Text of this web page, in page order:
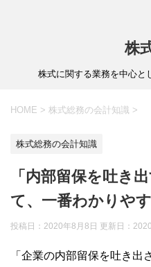
株
株式に関する業務を中心と
HOME > 株式総務の会計知識 >
株式総務の会計知識
「内部留保を吐き
て、一番わかりや
投稿日：2020年8月8日 更新日：
「企業の内部留保を吐き出